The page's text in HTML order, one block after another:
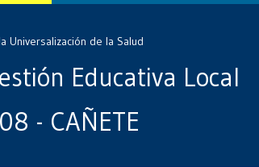
Universalización de la Salud
Educativa Local
- CAÑETE